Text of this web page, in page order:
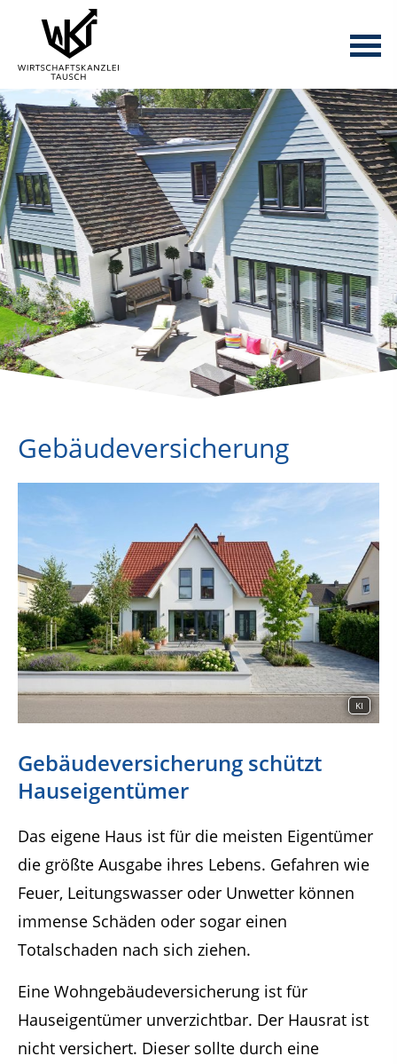
Gebäudeversicherung
KI
Gebäudeversicherung schützt
Hauseigentümer
Das eigene Haus ist für die meisten Eigentümer
die größte Ausgabe ihres Lebens. Gefahren wie
Feuer, Leitungswasser oder Unwetter können
immense Schäden oder sogar einen
Totalschaden nach sich ziehen.
Eine Wohngebäudeversicherung ist für
Hauseigentümer unverzichtbar. Der Hausrat ist
nicht versichert. Dieser sollte durch eine